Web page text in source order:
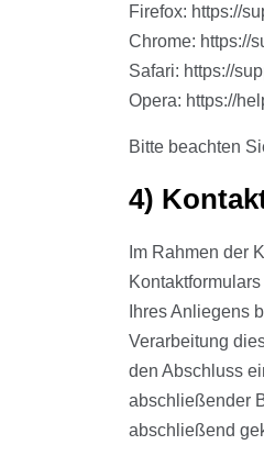
Firefox: https://
Chrome: https://
Safari: https://
Opera: https://
Bitte beachten
4)
Im Rahmen der
Ihres Anliegens
Verarbeitung
den Abschluss
abschließender
abschließend